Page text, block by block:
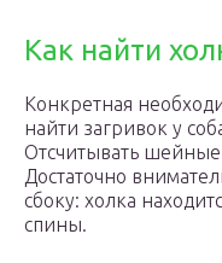
Как найти
Конкретная
найти загривок у
Отсчитывать
Достаточно
сбоку: холка
спины.